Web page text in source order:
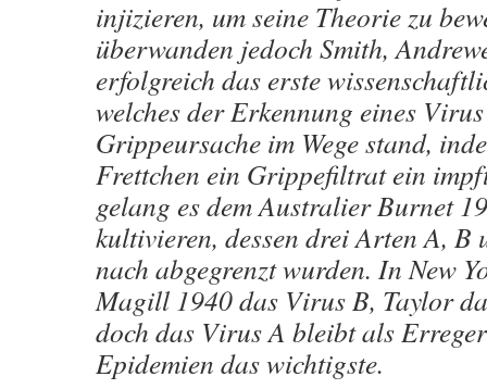
injizieren, um seine Theorie zu
überwanden jedoch Smith,
erfolgreich das erste
welches der Erkennung eines
Grippeursache im Wege stand,
Frettchen ein Grippefiltrat ein
gelang es dem Australier Burnet
kultivieren, dessen drei Arten A, B
nach abgegrenzt wurden. In New
Magill 1940 das Virus B, Taylor
doch das Virus A bleibt als
Epidemien das wichtigste.